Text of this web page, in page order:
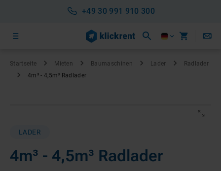
+49 30 991 910 300
Startseite Mieten Baumaschinen Lader
Radlader
4m³ - 4,5m³ Radlader
LADER
4m³ - 4,5m³ Radlader